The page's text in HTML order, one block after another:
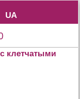
UA
UA
клетчатыми